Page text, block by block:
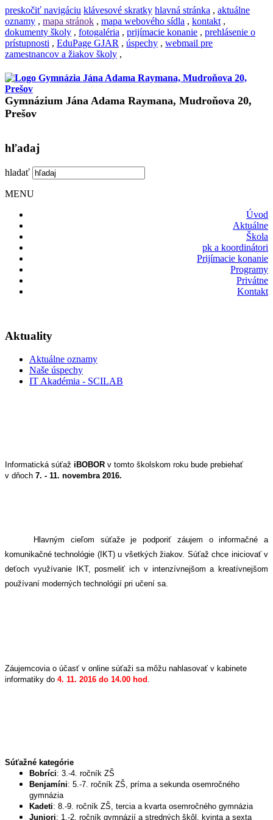
preskočiť navigáciu klávesové skratky hlavná stránka , aktuálne
oznamy , mapa stránok , mapa webového sídla , kontakt ,
dokumenty školy , fotogaléria , prijímacie konanie , prehlásenie o
prístupnosti , EduPage GJAR , úspechy , webmail pre
zamestnancov a žiakov školy ,
Gymnázium Jána Adama Raymana, Mudroňova 20,
Prešov
hľadaj
hladať
MENU
Úvod
Aktuálne
Škola
pk a koordinátori
Prijímacie konanie
Programy
Privátne
Kontakt
Aktuality
Aktuálne oznamy
Naše úspechy
IT Akadémia - SCILAB
Informatická súťaž i BOBOR v tomto školskom roku bude prebiehať
v dňoch 7. - 11. novembra 2016.
Hlavným cieľom súťaže je podporiť záujem o informačné a
komunikačné technológie (IKT) u všetkých žiakov. Súťaž chce iniciovať v
deťoch využívanie IKT, posmeliť ich v intenzívnejšom a kreatívnejšom
používaní moderných technológií pri učení sa.
Záujemcovia o účasť v online súťaži sa môžu nahlasovať v kabinete
informatiky do 4. 11. 2016 do 14.00 hod .
Súťažné kategórie
Bobríci: 3.-4. ročník ZŠ
Benjamíni: 5.-7. ročník ZŠ, príma a sekunda osemročného
gymnázia
Kadeti: 8.-9. ročník ZŠ, tercia a kvarta osemročného gymnázia
Juniori: 1.-2. ročník gymnázií a stredných škôl, kvinta a sexta